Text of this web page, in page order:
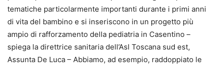
tematiche particolarmente importanti durante i primi anni
di vita del bambino e si inseriscono in un progetto più
ampio di rafforzamento della pediatria in Casentino –
spiega la direttrice sanitaria dell’Asl Toscana sud est,
Assunta De Luca – Abbiamo, ad esempio, raddoppiato le